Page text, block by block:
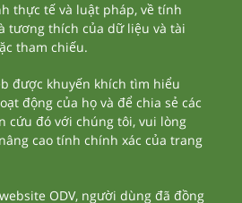
thực tế và luật pháp, về tính
tương thích của dữ liệu và tài
tham chiếu.
được khuyến khích tìm hiểu
động của họ và để chia sẻ các
cứu đó với chúng tôi, vui lòng
cao tính chính xác của trang
ODV, người dùng đã đồng